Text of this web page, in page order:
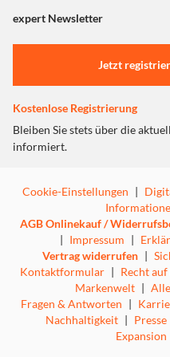
"Marketing".
Einstellungen anpassen
expert Newsletter
Jetzt
Kostenlose Registrierung
Bleiben Sie stets über die
informiert.
Cookie-Einstellungen |
AGB Onlinekauf /
| Impressum |
Vertrag widerrufen |
Kontaktformular | Recht
Markenwelt |
Fragen & Antworten |
Nachhaltigkeit | Presse
Expansion